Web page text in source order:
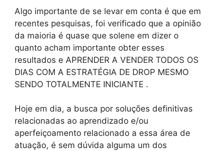
Algo importante de se levar em conta é que em
recentes pesquisas, foi verificado que a opinião
da maioria é quase que solene em dizer o
quanto acham importante obter esses
resultados e APRENDER A VENDER TODOS OS
DIAS COM A ESTRATÉGIA DE DROP MESMO
SENDO TOTALMENTE INICIANTE .
Hoje em dia, a busca por soluções definitivas
relacionadas ao aprendizado e/ou
aperfeiçoamento relacionado a essa área de
atuação, é sem dúvida alguma um dos